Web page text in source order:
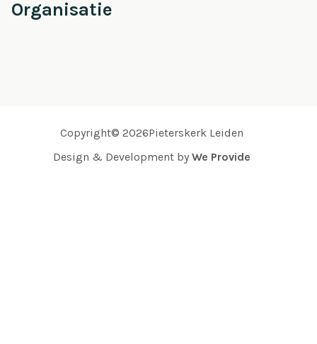
Organisatie
Copyright© 2026Pieterskerk Leiden
Design & Development by We Provide